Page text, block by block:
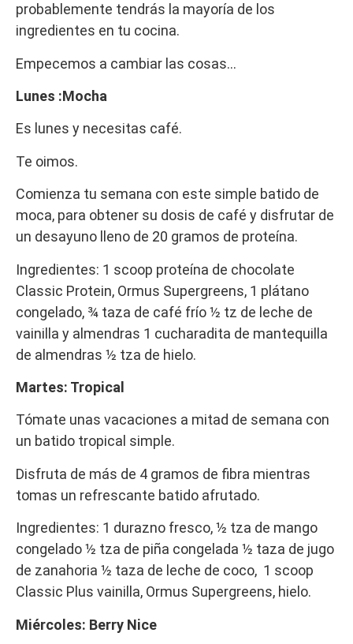
probablemente tendrás la mayoría de los
ingredientes en tu cocina.
Empecemos a cambiar las cosas…
Lunes :Mocha
Es lunes y necesitas café.
Te oimos.
Comienza tu semana con este simple batido de
moca, para obtener su dosis de café y disfrutar de
un desayuno lleno de 20 gramos de proteína.
Ingredientes: 1 scoop proteína de chocolate
Classic Protein, Ormus Supergreens, 1 plátano
congelado, ¾ taza de café frío ½ tz de leche de
vainilla y almendras 1 cucharadita de mantequilla
de almendras ½ tza de hielo.
Martes: Tropical
Tómate unas vacaciones a mitad de semana con
un batido tropical simple.
Disfruta de más de 4 gramos de fibra mientras
tomas un refrescante batido afrutado.
Ingredientes: 1 durazno fresco, ½ tza de mango
congelado ½ tza de piña congelada ½ taza de jugo
de zanahoria ½ taza de leche de coco, 1 scoop
Classic Plus vainilla, Ormus Supergreens, hielo.
Miércoles: Berry Nice